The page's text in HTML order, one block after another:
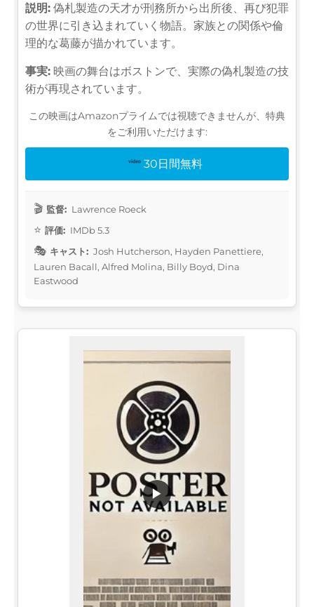
説明: 偽札製造の天才が刑務所から出所後、再び犯罪
の世界に引き込まれていく物語。家族との関係や倫
理的な葛藤が描かれています。
事実: 映画の舞台はボストンで、実際の偽札製造の技
術が再現されています。
この映画はAmazonプライムでは視聴できませんが、特典
をご利用いただけます:
30日間無料
監督: Lawrence Roeck
評価: IMDb 5.3
キャスト: Josh Hutcherson, Hayden Panettiere,
Lauren Bacall, Alfred Molina, Billy Boyd, Dina
Eastwood
▶